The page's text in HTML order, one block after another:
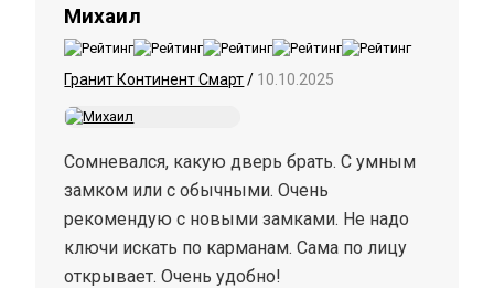
Михаил
Гранит Континент Смарт/ 10.10.2025
Сомневался, какую дверь брать. С умным
замком или с обычными. Очень
рекомендую с новыми замками. Не надо
ключи искать по карманам. Сама по лицу
открывает. Очень удобно!